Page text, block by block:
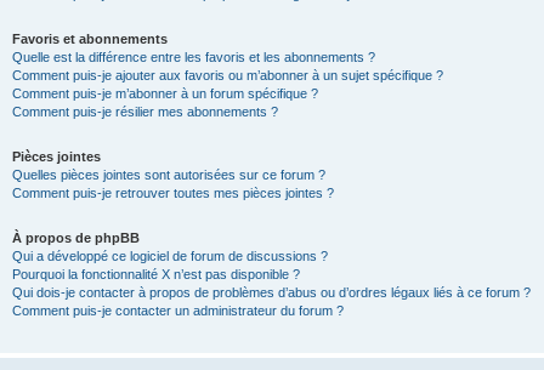
Favoris et abonnements
Quelle est la différence entre les favoris et les abonnements ?
Comment puis-je ajouter aux favoris ou m’abonner à un sujet spécifique ?
Comment puis-je m’abonner à un forum spécifique ?
Comment puis-je résilier mes abonnements ?
Pièces jointes
Quelles pièces jointes sont autorisées sur ce forum ?
Comment puis-je retrouver toutes mes pièces jointes ?
À propos de phpBB
Qui a développé ce logiciel de forum de discussions ?
Pourquoi la fonctionnalité X n’est pas disponible ?
Qui dois-je contacter à propos de problèmes d’abus ou d’ordres légaux liés à ce forum ?
Comment puis-je contacter un administrateur du forum ?